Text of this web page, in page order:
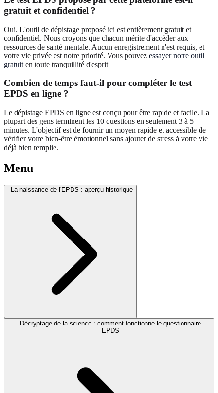
gratuit et confidentiel ?
Oui. L'outil de dépistage proposé ici est entièrement gratuit et
confidentiel. Nous croyons que chacun mérite d'accéder aux
ressources de santé mentale. Aucun enregistrement n'est requis, et
votre vie privée est notre priorité. Vous pouvez essayer notre outil
gratuit en toute tranquillité d'esprit.
Combien de temps faut‑il pour compléter le test
EPDS en ligne ?
Le dépistage EPDS en ligne est conçu pour être rapide et facile. La
plupart des gens terminent les 10 questions en seulement 3 à 5
minutes. L'objectif est de fournir un moyen rapide et accessible de
vérifier votre bien-être émotionnel sans ajouter de stress à votre vie
déjà bien remplie.
Menu
La naissance de l'EPDS : aperçu historique
Décryptage de la science : comment fonctionne le questionnaire
EPDS